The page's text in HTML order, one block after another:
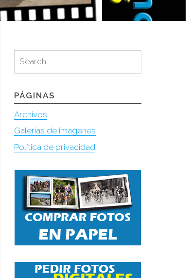
for:
Search
PÁGINAS
Archivos
Galerías de imágenes
Política de privacidad